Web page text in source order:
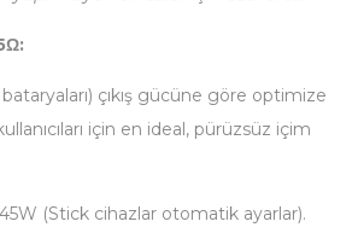
çıkış gücüne göre optimize
için en ideal, pürüzsüz içim
(Stick cihazlar otomatik ayarlar).